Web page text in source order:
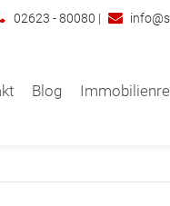
02623 - 80080 |
Blog